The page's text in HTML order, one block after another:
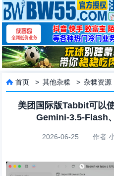
 首页 >其他杂糅 >杂糅资源
美团国际版Tabbit可以
Gemini-3.5-Flash
2026-06-25 作者: